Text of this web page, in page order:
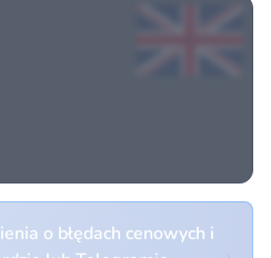
o błędach cenowych i